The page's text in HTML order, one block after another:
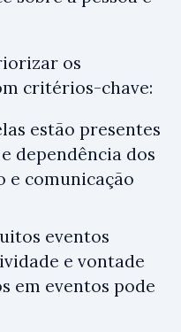
os
critérios-chave:
estão presentes
dependência dos
e comunicação
eventos
e vontade
em eventos pode